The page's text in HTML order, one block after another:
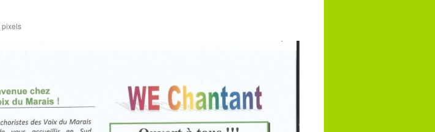
pixels